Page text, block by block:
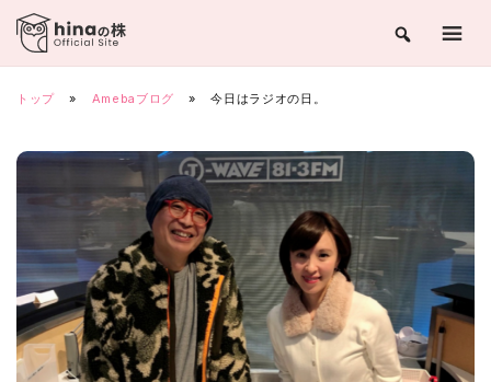
Skip
content
トップ » Amebaブログ » 今日はラジオの日。